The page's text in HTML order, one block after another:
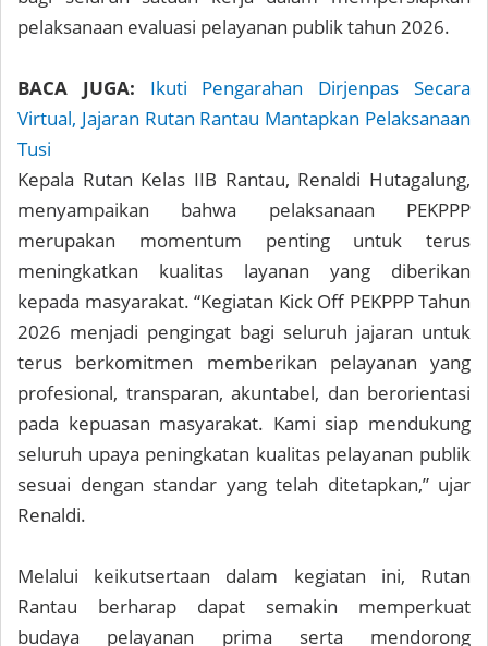
pelaksanaan evaluasi pelayanan publik tahun 2026.
BACA JUGA:
Ikuti Pengarahan Dirjenpas Secara
Virtual, Jajaran Rutan Rantau Mantapkan Pelaksanaan
Tusi
Kepala Rutan Kelas IIB Rantau, Renaldi Hutagalung,
menyampaikan bahwa pelaksanaan PEKPPP
merupakan momentum penting untuk terus
meningkatkan kualitas layanan yang diberikan
kepada masyarakat. “Kegiatan Kick Off PEKPPP Tahun
2026 menjadi pengingat bagi seluruh jajaran untuk
terus berkomitmen memberikan pelayanan yang
profesional, transparan, akuntabel, dan berorientasi
pada kepuasan masyarakat. Kami siap mendukung
seluruh upaya peningkatan kualitas pelayanan publik
sesuai dengan standar yang telah ditetapkan,” ujar
Renaldi.
Melalui keikutsertaan dalam kegiatan ini, Rutan
Rantau berharap dapat semakin memperkuat
budaya pelayanan prima serta mendorong